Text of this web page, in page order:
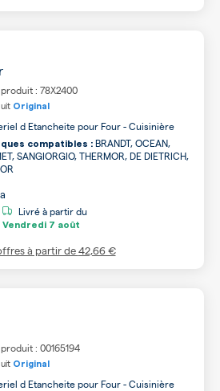
produit : 78X2400
Original
d Etancheite pour Four - Cuisinière
compatibles : BRANDT, OCEAN,
SANGIORGIO, THERMOR, DE DIETRICH,
Livré à partir du
Vendredi 7 août
à partir de42,66 €
: 00165194
Original
d Etancheite pour Four - Cuisinière